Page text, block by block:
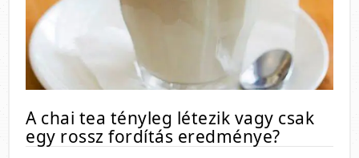
A chai tea tényleg létezik vagy csak
egy rossz fordítás eredménye?